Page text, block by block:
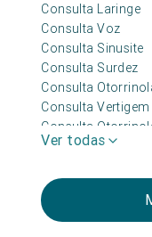
Consulta Laringe
Consulta Voz
Consulta Sinusite
Consulta Surdez
Consulta
Consulta Vertigem
Consulta
Consulta Zumbido
Ver todas